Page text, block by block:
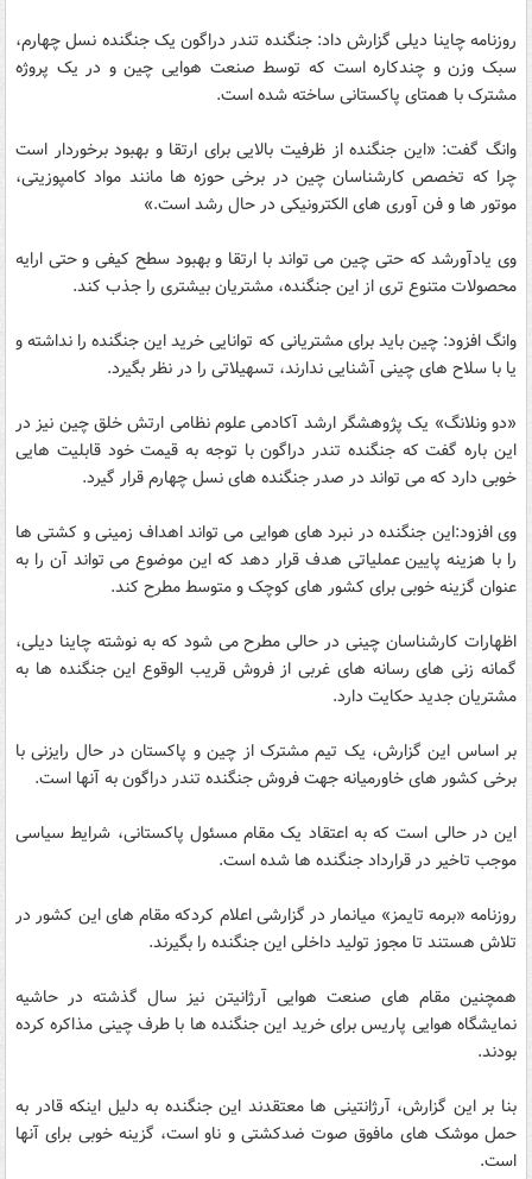
روزنامه چاینا دیلی گزارش داد: جنگنده تندر دراگون یک جنگنده نسل چهارم،
سبک وزن و چندکاره است که توسط صنعت هوایی چین و در یک پروژه
مشترک با همتای پاکستانی ساخته شده است.
وانگ گفت: «این جنگنده از ظرفیت بالایی برای ارتقا و بهبود برخوردار است
چرا که تخصص کارشناسان چین در برخی حوزه ها مانند مواد کامپوزیتی،
موتور ها و فن آوری های الکترونیکی در حال رشد است.»
وی یادآورشد که حتی چین می تواند با ارتقا و بهبود سطح کیفی و حتی ارایه
محصولات متنوع تری از این جنگنده، مشتریان بیشتری را جذب کند.
وانگ افزود: چین باید برای مشتریانی که توانایی خرید این جنگنده را نداشته و
یا با سلاح های چینی آشنایی ندارند، تسهیلاتی را در نظر بگیرد.
«دو ونلانگ» یک پژوهشگر ارشد آکادمی علوم نظامی ارتش خلق چین نیز در
این باره گفت که جنگنده تندر دراگون با توجه به قیمت خود قابلیت هایی
خوبی دارد که می تواند در صدر جنگنده های نسل چهارم قرار گیرد.
وی افزود:این جنگنده در نبرد های هوایی می تواند اهداف زمینی و کشتی ها
را با هزینه پایین عملیاتی هدف قرار دهد که این موضوع می تواند آن را به
عنوان گزینه خوبی برای کشور های کوچک و متوسط مطرح کند.
اظهارات کارشناسان چینی در حالی مطرح می شود که به نوشته چاینا دیلی،
گمانه زنی های رسانه های غربی از فروش قریب الوقوع این جنگنده ها به
مشتریان جدید حکایت دارد.
بر اساس این گزارش، یک تیم مشترک از چین و پاکستان در حال رایزنی با
برخی کشور های خاورمیانه جهت فروش جنگنده تندر دراگون به آنها است.
این در حالی است که به اعتقاد یک مقام مسئول پاکستانی، شرایط سیاسی
موجب تاخیر در قرارداد جنگنده ها شده است.
روزنامه «برمه تایمز» میانمار در گزارشی اعلام کردکه مقام های این کشور در
تلاش هستند تا مجوز تولید داخلی این جنگنده را بگیرند.
همچنین مقام های صنعت هوایی آرژانیتن نیز سال گذشته در حاشیه
نمایشگاه هوایی پاریس برای خرید این جنگنده ها با طرف چینی مذاکره کرده
بودند.
بنا بر این گزارش، آرژانتینی ها معتقدند این جنگنده به دلیل اینکه قادر به
حمل موشک های مافوق صوت ضدکشتی و ناو است، گزینه خوبی برای آنها
است.